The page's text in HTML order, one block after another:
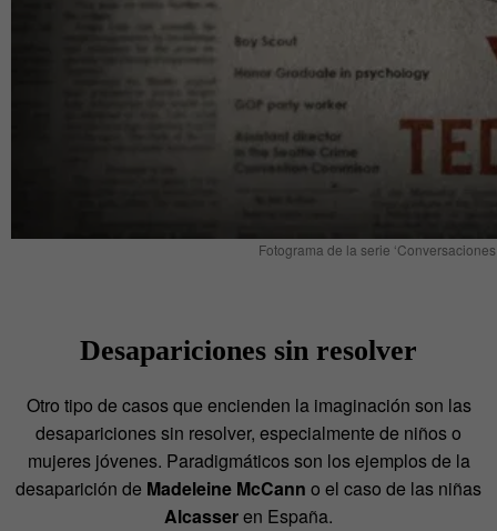
Fotograma de la serie
Desapariciones sin resolver
Otro tipo de casos que encienden la imaginación son las
desapariciones sin resolver, especialmente de niños o
mujeres jóvenes. Paradigmáticos son los ejemplos de la
desaparición de Madeleine McCann o el caso de las niñas
Alcasseren España.